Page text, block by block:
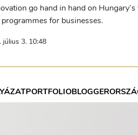
go hand in hand on
for businesses.
július 3. 10:48
PORTFOLIOBLOGGER